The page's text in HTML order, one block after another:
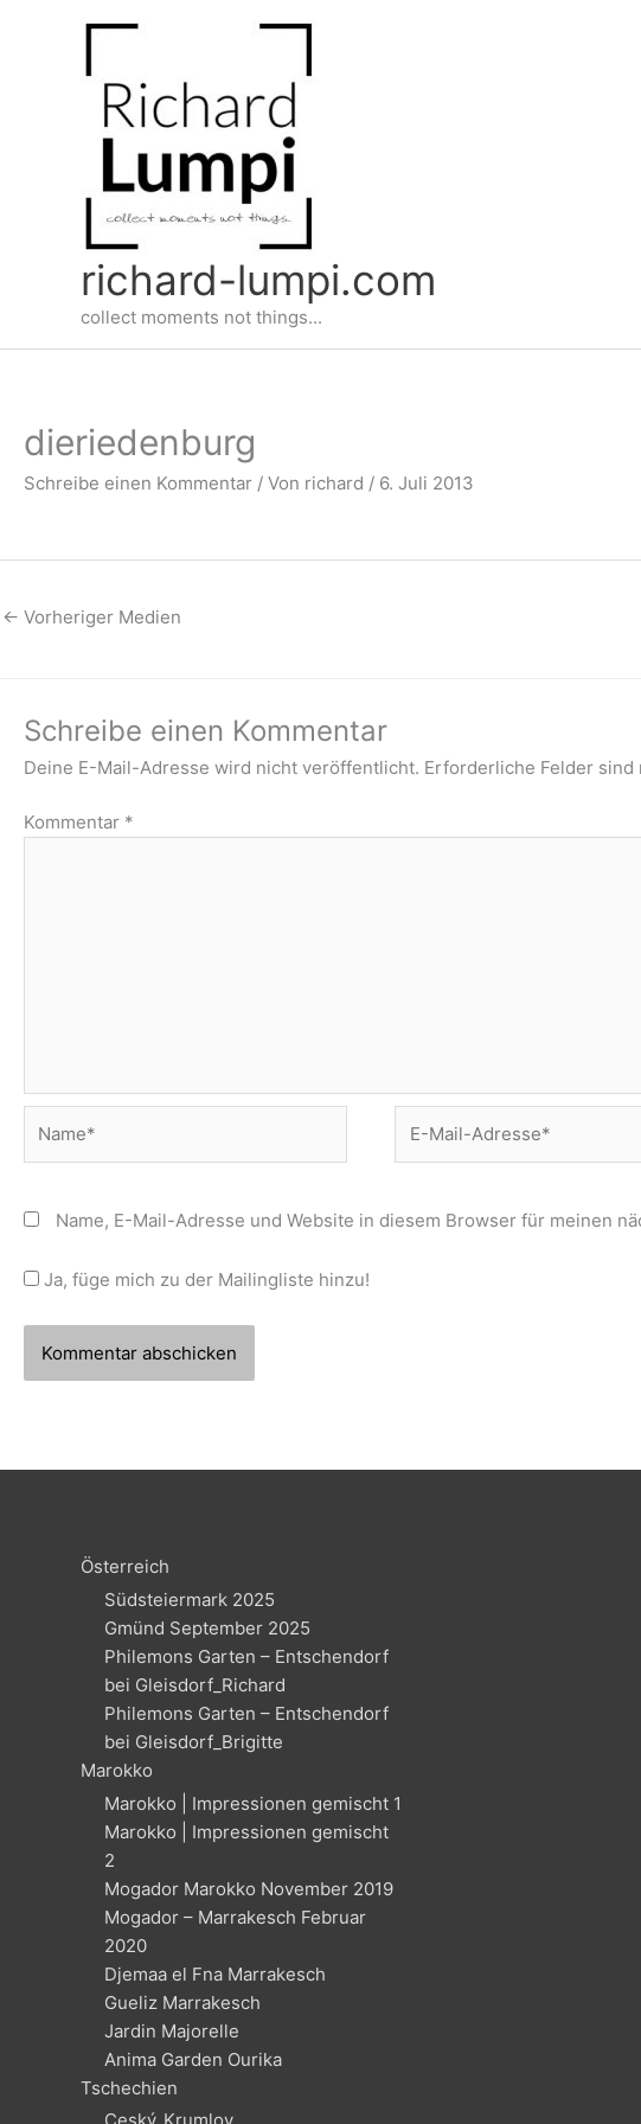
richard-lumpi.com
collect moments not things...
dieriedenburg
Schreibe einen Kommentar / Von richard / 6. Juli 2013
← Vorheriger Medien
Schreibe einen Kommentar
Deine E-Mail-Adresse wird nicht veröffentlicht. Erforderliche Felder sind
Kommentar *
Mail-
Name, E-Mail-Adresse und Website in diesem Browser für meinen
Ja, füge mich zu der Mailingliste hinzu!
Österreich
Südsteiermark 2025
Gmünd September 2025
Philemons Garten – Entschendorf
bei Gleisdorf_Richard
Philemons Garten – Entschendorf
bei Gleisdorf_Brigitte
Marokko
Marokko | Impressionen gemischt 1
Marokko | Impressionen gemischt
2
Mogador Marokko November 2019
Mogador – Marrakesch Februar
2020
Djemaa el Fna Marrakesch
Gueliz Marrakesch
Jardin Majorelle
Anima Garden Ourika
Tschechien